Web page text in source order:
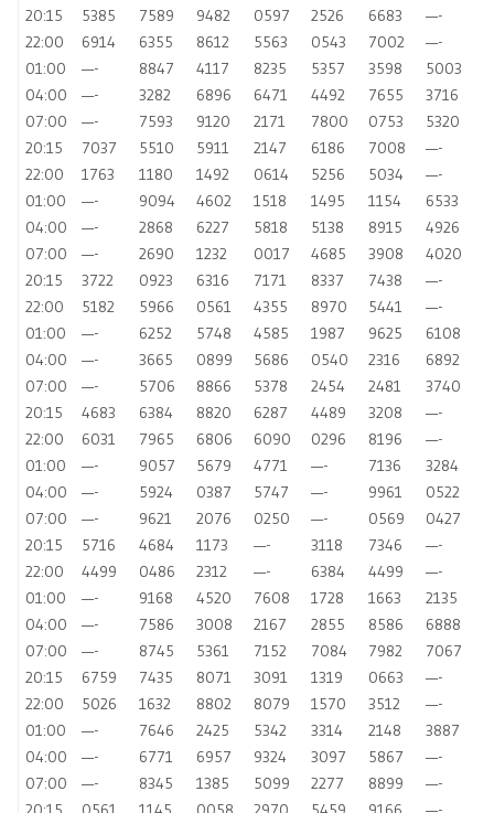
20:15
5385 7589 9482 0597 2526 6683
—-
22:00
6914 6355 8612 5563 0543 7002
—-
01:00
—- 8847 4117 8235 5357 3598
5003
04:00
—- 3282 6896 6471 4492 7655
3716
07:00
—- 7593 9120 2171 7800 0753
5320
20:15
7037 5510 5911 2147 6186 7008
—-
22:00
1763 1180 1492 0614 5256 5034
—-
01:00
—- 9094 4602 1518 1495 1154
6533
04:00
—- 2868 6227 5818 5138 8915
4926
07:00
—- 2690 1232 0017 4685 3908
4020
20:15
3722 0923 6316 7171 8337 7438
—-
22:00
5182 5966 0561 4355 8970 5441
—-
01:00
—- 6252 5748 4585 1987 9625
6108
04:00
—- 3665 0899 5686 0540 2316
6892
07:00
—- 5706 8866 5378 2454 2481
3740
20:15
4683 6384 8820 6287 4489 3208
—-
22:00
6031 7965 6806 6090 0296 8196
—-
01:00
—- 9057 5679 4771 —- 7136
3284
04:00
—- 5924 0387 5747 —- 9961
0522
07:00
—- 9621 2076 0250 —- 0569
0427
20:15
5716 4684 1173 —- 3118 7346
—-
22:00
4499 0486 2312 —- 6384 4499
—-
01:00
—- 9168 4520 7608 1728 1663
2135
04:00
—- 7586 3008 2167 2855 8586
6888
07:00
—- 8745 5361 7152 7084 7982
7067
20:15
6759 7435 8071 3091 1319 0663
—-
22:00
5026 1632 8802 8079 1570 3512
—-
01:00
—- 7646 2425 5342 3314 2148
3887
04:00
—- 6771 6957 9324 3097 5867
—-
07:00
—- 8345 1385 5099 2277 8899
—-